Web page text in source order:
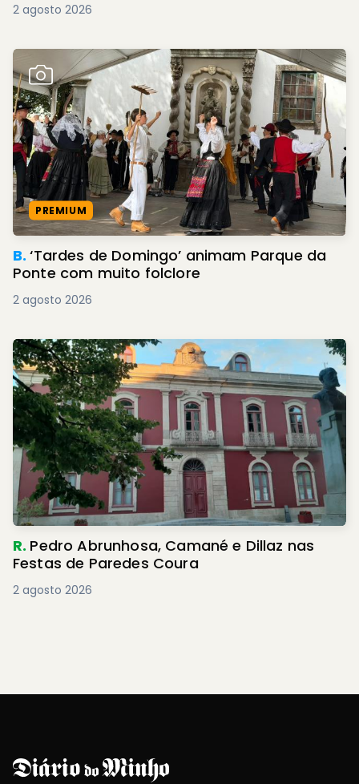
2 agosto 2026
PREMIUM
B.‘Tardes de Domingo’ animam Parque da
Ponte com muito folclore
2 agosto 2026
R. Pedro Abrunhosa, Camané e Dillaz nas
Festas de Paredes Coura
2 agosto 2026